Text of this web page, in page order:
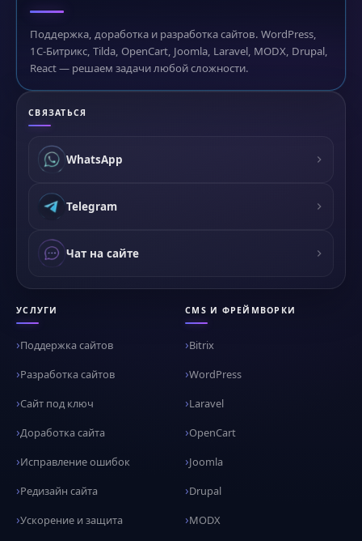
Поддержка, доработка и разработка сайтов. WordPress,
1С-Битрикс, Tilda, OpenCart, Joomla, Laravel, MODX, Drupal,
React — решаем задачи любой сложности.
СВЯЗАТЬСЯ
WhatsApp
Telegram
Чат на сайте
УСЛУГИ
Поддержка сайтов
Разработка сайтов
Сайт под ключ
Доработка сайта
Исправление ошибок
Редизайн сайта
Ускорение и защита
CMS И ФРЕЙМВОРКИ
Bitrix
WordPress
Laravel
OpenCart
Joomla
Drupal
MODX